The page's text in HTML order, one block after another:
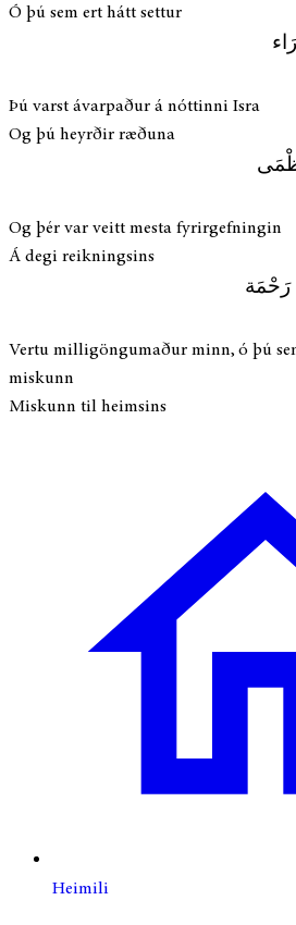
Ó þú sem ert hátt settur
Þú varst ávarpaður á nóttinni Isra
Og þú heyrðir ræðuna
Og þér var veitt mesta fyrirgefningin
Á degi reikningsins
Vertu milligöngumaður minn, ó þú
miskunn
Miskunn til heimsins
Heimili